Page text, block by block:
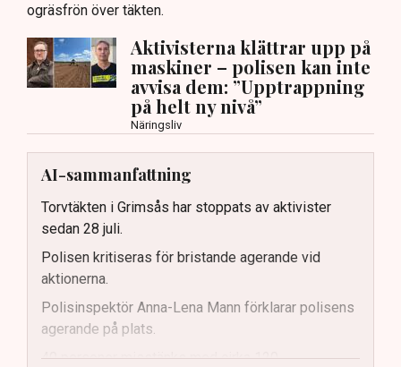
ogräsfrön över täkten.
Aktivisterna klättrar upp på
maskiner – polisen kan inte
avvisa dem: ”Upptrappning
på helt ny nivå”
Näringsliv
AI-sammanfattning
Torvtäkten i Grimsås har stoppats av aktivister
sedan 28 juli.
Polisen kritiseras för bristande agerande vid
aktionerna.
Polisinspektör Anna-Lena Mann förklarar polisens
agerande på plats.
40 personer misstänks med cirka 120